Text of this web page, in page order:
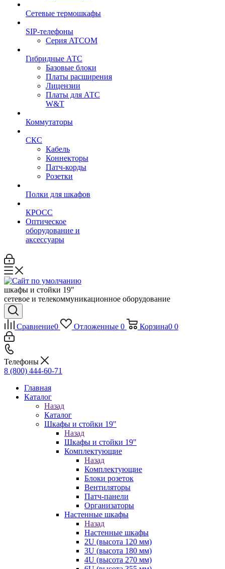
Сетевые термошкафы
SIP-телефоны
Серия ATCOM
Гибридные АТС
Базовые блоки
Платы расширения
Лицензии
Платы для АТС
W&T
Коммутаторы
СКС
Кабель
Коннекторы
Патч-корды
Розетки
Полки для шкафов
КРОСС
Оптическое
оборудование и
аксессуары
шкафы и стойки 19"
сетевое и телекоммуникационное оборудование
Сравнение0 Отложенные 0 Корзина0 0
Телефоны
8 (800) 444-60-71
Главная
Каталог
Назад
Каталог
Шкафы и стойки 19"
Назад
Шкафы и стойки 19"
Комплектующие
Назад
Комплектующие
Блоки розеток
Вентиляторы
Патч-панели
Организаторы
Настенные шкафы
Назад
Настенные шкафы
2U (высота 120 мм)
3U (высота 180 мм)
4U (высота 270 мм)